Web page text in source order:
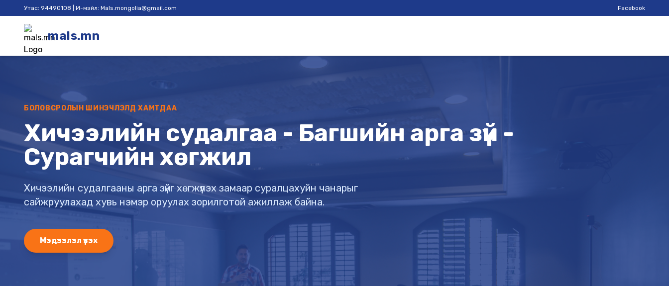
Утас: 94490108 | И-мэйл: Mals.mongolia@gmail.com Facebook
mals.mn
БОЛОВСРОЛЫН ШИНЭЧЛЭЛД ХАМТДАА
Хичээлийн судалгаа - Багшийн арга зүй -
Сурагчийн хөгжил
Хичээлийн судалгааны арга зүйг хөгжүүлэх замаар суралцахуйн чанарыг
сайжруулахад хувь нэмэр оруулах зорилготой ажиллаж байна.
Мэдээлэл үзэх